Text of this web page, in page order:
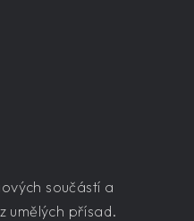
součástí a
umělých přísad.